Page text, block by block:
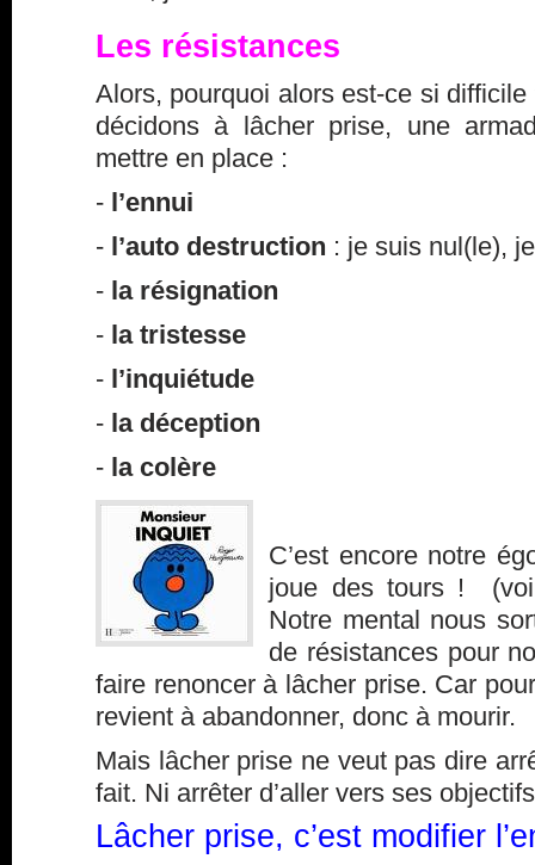
Les résistances
Alors, pourquoi alors est-ce si
décidons à lâcher prise, une
mettre en place :
- l’ennui
- l’auto destruction : je suis nul(le),
- la résignation
- la tristesse
- l’inquiétude
- la déception
- la colère
C’est encore notre
joue des tours !
Notre mental nous
de résistances pour
faire renoncer à lâcher prise. Car
revient à abandonner, donc à mourir.
Mais lâcher prise ne veut pas dire
fait. Ni arrêter d’aller vers ses
Lâcher prise, c’est modifier